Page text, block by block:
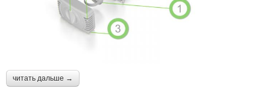
читать дальше →